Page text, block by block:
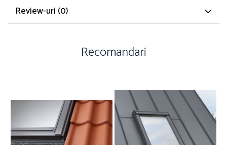
Review-uri (0)
Recomandari